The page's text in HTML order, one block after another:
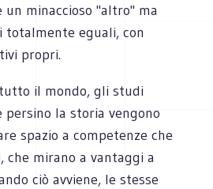
minaccioso "altro" ma
totalmente eguali, con
propri.
il mondo, gli studi
persino la storia vengono
spazio a competenze che
mirano a vantaggi a
ciò avviene, le stesse